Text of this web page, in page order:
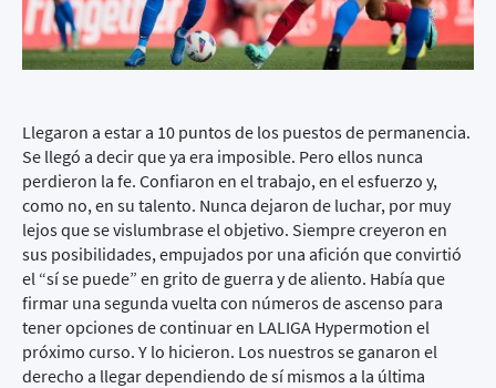
Llegaron a estar a 10 puntos de los puestos de permanencia.
Se llegó a decir que ya era imposible. Pero ellos nunca
perdieron la fe. Confiaron en el trabajo, en el esfuerzo y,
como no, en su talento. Nunca dejaron de luchar, por muy
lejos que se vislumbrase el objetivo. Siempre creyeron en
sus posibilidades, empujados por una afición que convirtió
el “sí se puede” en grito de guerra y de aliento. Había que
firmar una segunda vuelta con números de ascenso para
tener opciones de continuar en LALIGA Hypermotion el
próximo curso. Y lo hicieron. Los nuestros se ganaron el
derecho a llegar dependiendo de sí mismos a la última